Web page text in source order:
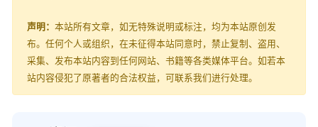
声明： 本站所有文章，如无特殊说明或标注，均为本站原创发
布。任何个人或组织，在未征得本站同意时，禁止复制、盗用、
采集、发布本站内容到任何网站、书籍等各类媒体平台。如若本
站内容侵犯了原著者的合法权益，可联系我们进行处理。